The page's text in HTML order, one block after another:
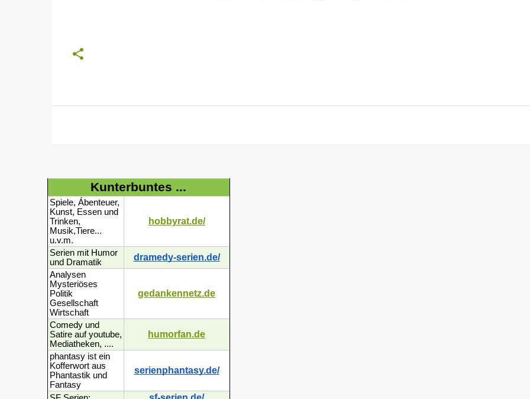
Kunterbuntes ...
Spiele, Ábenteuer,
Kunst, Essen und
Trinken,
Musik,Tiere...
u.v.m.
hobbyrat.de/
Serien mit Humor
und Dramatik
dramedy-serien.de/
Analysen
Mysteriöses
Politik
Gesellschaft
Wirtschaft
gedankennetz.de
Comedy und
Satire auf youtube,
Mediatheken, ....
humorfan.de
phantasy ist ein
Kofferwort aus
Phantastik und
Fantasy
serienphantasy.de/